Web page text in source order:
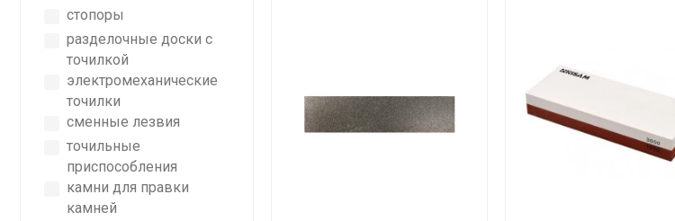
стопоры
разделочные доски с
точилкой
электромеханические
точилки
сменные лезвия
точильные
приспособления
камни для правки
камней